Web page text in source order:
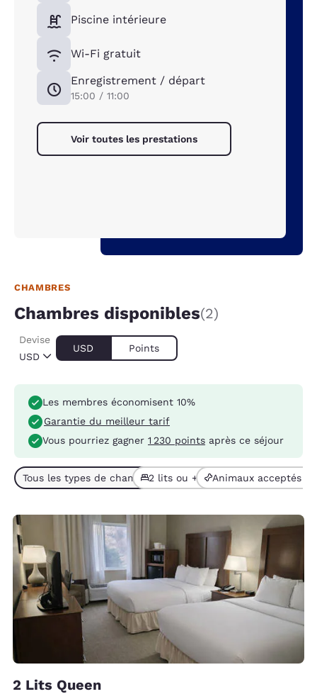
Piscine intérieure
Wi-Fi gratuit
Enregistrement / départ
15:00 / 11:00
Voir toutes les prestations
CHAMBRES
Chambres disponibles(2)
USD
Devise
USD Points
Les membres économisent 10%
Garantie du meilleur tarif
Vous pourriez gagner 1 230 points après ce séjour
Tous les types de chambres (2)2 lits ou + (2)Animaux acceptés (1)
2 Lits Queen